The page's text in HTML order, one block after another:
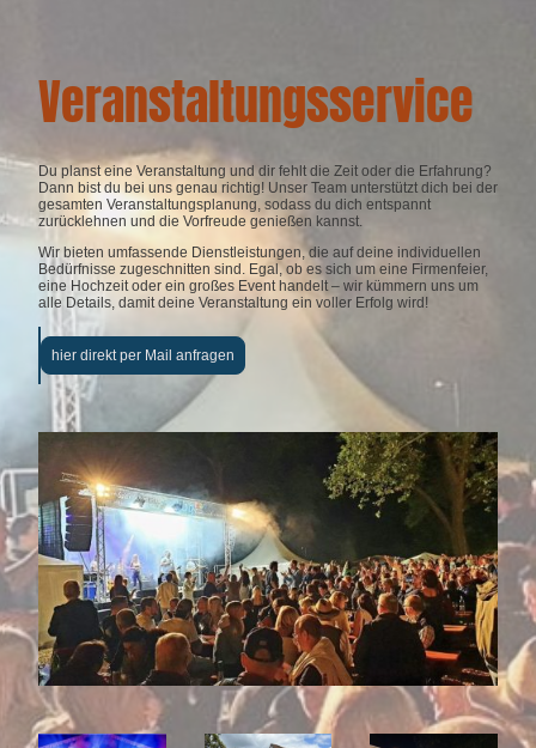
Veranstaltungsservice
Du planst eine Veranstaltung und dir fehlt die Zeit oder die Erfahrung?
Dann bist du bei uns genau richtig! Unser Team unterstützt dich bei der
gesamten Veranstaltungsplanung, sodass du dich entspannt
zurücklehnen und die Vorfreude genießen kannst.
Wir bieten umfassende Dienstleistungen, die auf deine individuellen
Bedürfnisse zugeschnitten sind. Egal, ob es sich um eine Firmenfeier,
eine Hochzeit oder ein großes Event handelt – wir kümmern uns um
alle Details, damit deine Veranstaltung ein voller Erfolg wird!
hier direkt per Mail anfragen